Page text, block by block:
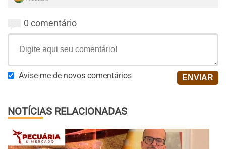
0 comentário
Avise-me de novos comentários
NOTÍCIAS RELACIONADAS